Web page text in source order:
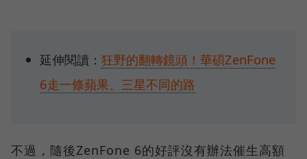
延伸閱讀：狂野的翻轉鏡頭！華碩ZenFone
6走一條蘋果、三星不同的路
不過，隨後ZenFone 6的好評沒有辦法催生高額